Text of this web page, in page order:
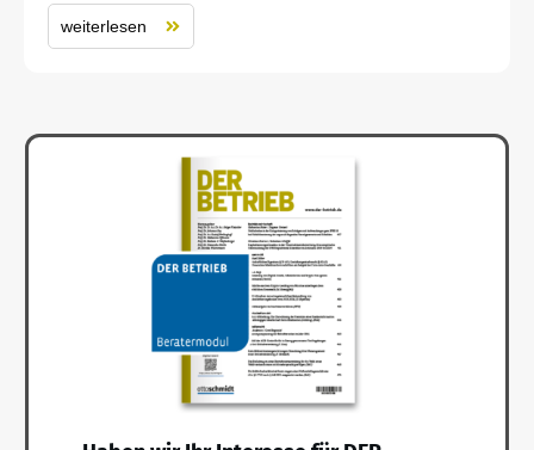
weiterlesen